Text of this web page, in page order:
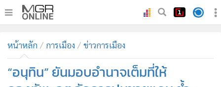
ทันเหตุการณ์
• ภาคใต้
ภูมิภาค
หน้าหลัก การเมือง ข่าวการเมือง
“อนุทิน” ยันมอบอำนาจเต็มที่ให้